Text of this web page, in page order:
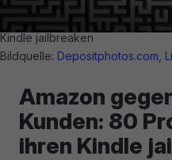
Kindle jailbreaken
Bildquelle: Depositphotos.com
Amazon
Kunden: 80
ihren Kindle